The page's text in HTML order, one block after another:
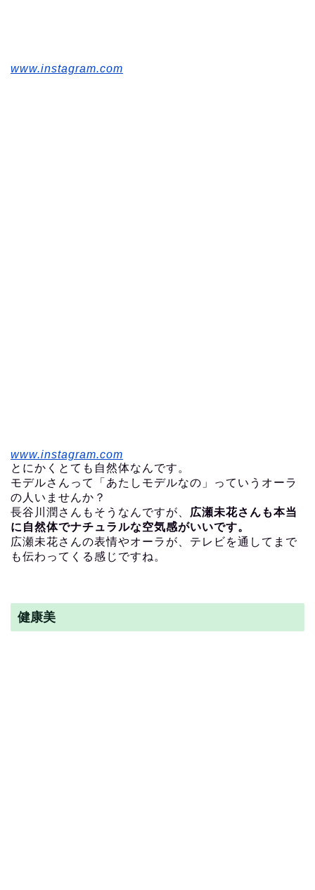
www.instagram.com
www.instagram.com
とにかくとても自然体なんです。
モデルさんって「あたしモデルなの」っていうオーラ
の人いませんか？
長谷川潤さんもそうなんですが、 広瀬未花さんも本当
に自然体でナチュラルな空気感がいいです。
広瀬未花さんの表情やオーラが、テレビを通してまで
も伝わってくる感じですね。
健康美